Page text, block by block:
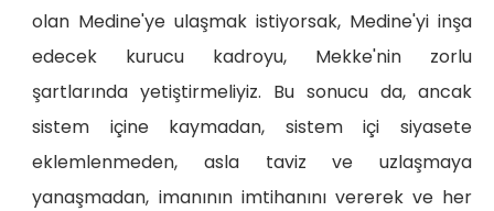
olan Medine'ye ulaşmak istiyorsak, Medine'yi inşa
edecek kurucu kadroyu, Mekke'nin zorlu
şartlarında yetiştirmeliyiz. Bu sonucu da, ancak
sistem içine kaymadan, sistem içi siyasete
eklemlenmeden, asla taviz ve uzlaşmaya
yanaşmadan, imanının imtihanını vererek ve her